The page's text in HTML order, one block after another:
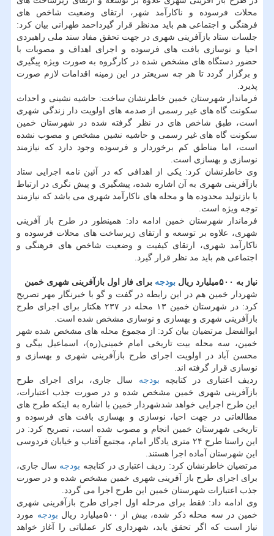
محلات فرسوده و ناكارآمد شهر، ارتقای وضعیت شاخص های
فرهنگی و اجتماعی هم باید مدنظر قرار گیرداحمد طهرانی بیان كرد:
جلسات ستاد بازآفرینی شهری در جهت تحقق مفاد سند ملی راهبردی
احیا و نوسازی بافت های فرسوده و اجرای اهداف و مصوبات با
حضور دستگاه های مشخص شده در كارگروه به صورت ویژه پیگیری
و برگزار گردد تا هر چه سریعتر در این زمینه اقدامات لازم صورت
پذیرد.
فرماندار شهرستان خمین خاطرنشان ساخت: حاشیه نشینی و احداث
سكونت گاه های غیر رسمی از صدمه های اولویت دار زندگی شهری
است، طبق شاخص های در نظر گرفته شده در شهرستان خمین
سكونت گاه های غیر رسمی و حاشیه نشین مشخص و مصوب نشده
است، اما مناطق كم برخوردار و فرسوده وجود دارد كه نیازمند
نوسازی و بهسازی است.
وی خاطرنشان كرد: یكی از اهدافی كه در آئین نامه اجرایی ستاد
بازآفرینی شهری به آن اشاره شده، پیشگیری و پیش نگری در ارتباط
با بازتولید محدوده ها و محله های ناكارآمد شهری می باشد كه نیازمند
توجه ویژه است.
فرماندار شهرستان خمین ادامه داد: همینطور در طرح باز آفرینی
شهری، علاوه بر توسعه و ارتقای زیرساخت های محلات فرسوده و
ناكارآمد شهری، ارتقای كیفیت و وضعیت شاخص های فرهنگی و
اجتماعی هم باید مد نظر قرار گیرد.
نیاز به ۵۰۰میلیارد ریال بودجه برای فاز اول بازآفرینی شهری خمین
شهردار خمین هم در این رابطه در گفت و گو با خبرنگار مهر تصریح
كرد: در شهرستان خمین ۱۳ محله در ۲۳۷ هكتار برای اجرای طرح
بازآفرینی شهری و بهسازی و نوسازی مشخص شده است.
ابوالفضل مرتضیان بیان كرد: از مجموع محله های مشخص شده شهر
خمین، سه محله بیت تاریخی امام خمینی(ره)، اسماعیل بیگی و
محسن آباد در اولویت اجرای طرح بازآفرینی شهری و بهسازی و
نوسازی قرار گرفته اند.
ردیف اعتباری در كتابچه بودجه سال جاری، برای اجرای طرح
بازآفرینی شهری خمین مشخص شده و در صورت جذب اعتبارات،
این طرح اجرایی خواهد شدشهردار خمین با اشاره به اینكه طرح های
مطالعاتی در جهت احیا، نوسازی و بهسازی بافت های فرسوده و
تاریخی شهرستان خمین انجام و مصوب شده است، تصریح كرد: در
این راستا طرح ۲۴ متری یادگار امام، مجتمع آفتاب و خیابان فردوسی
این شهرستان آماده اجرا هستند.
مرتضیان خاطرنشان كرد: ردیف اعتباری در كتابچه بودجه سال جاری،
برای اجرای طرح باز آفرینی شهری خمین مشخص شده و در صورت
جذب اعتبارات شهرستان خمین این طرح اجرا می گردد.
وی ادامه داد: فقط برای مرحله اول اجرای طرح بازآفرینی شهری
خمین در سه محله ذكر شده، بیش از ۵۰۰میلیارد ریال
بودجه مورد
نیاز است كه اگر تحقق یابد، شهرداری كار عملیاتی را آغاز خواهد